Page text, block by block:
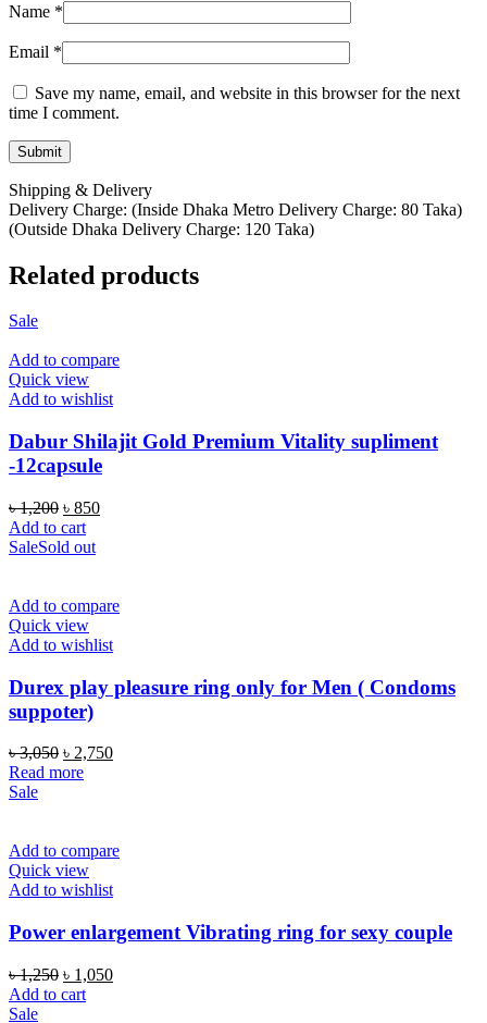
Name *
Email *
Save my name, email, and website in this browser for the next
time I comment.
Shipping & Delivery
Delivery Charge: (Inside Dhaka Metro Delivery Charge: 80 Taka)
(Outside Dhaka Delivery Charge: 120 Taka)
Related products
Sale
Add to compare
Quick view
Add to wishlist
Dabur Shilajit Gold Premium Vitality supliment
-12capsule
৳1,200 Original
price
was:
৳ 850Current
Add to cart
SaleSold out
Add to compare
Quick view
Add to wishlist
Durex play pleasure ring only for Men ( Condoms
suppoter)
৳3,050 Original
price
৳ 2,750Current
Read more
Sale
Add to compare
Quick view
Add to wishlist
Power enlargement Vibrating ring for sexy couple
৳1,250 Original
price
৳ 1,050Current
Add to cart
Sale